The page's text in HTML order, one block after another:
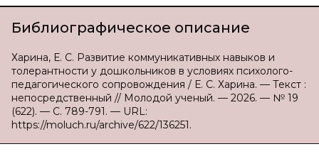
Библиографическое описание
Харина, Е. С. Развитие коммуникативных навыков и
толерантности у дошкольников в условиях психолого-
педагогического сопровождения / Е. С. Харина. — Текст :
непосредственный // Молодой ученый. — 2026. — № 19
(622). — С. 789-791. — URL:
https://moluch.ru/archive/622/136251.